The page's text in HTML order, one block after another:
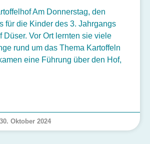
Am Donnerstag, den
für die Kinder des 3. Jahrgangs
Düser. Vor Ort lernten sie viele
rund um das Thema Kartoffeln
eine Führung über den Hof,
30. Oktober 2024